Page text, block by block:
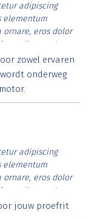
adipiscing
elementum
ornare, eros dolor
vitae erat.
id rutrum lorem
posuere.
zowel ervaren
onderweg
adipiscing
elementum
ornare, eros dolor
vitae erat.
id rutrum lorem
jouw proefrit